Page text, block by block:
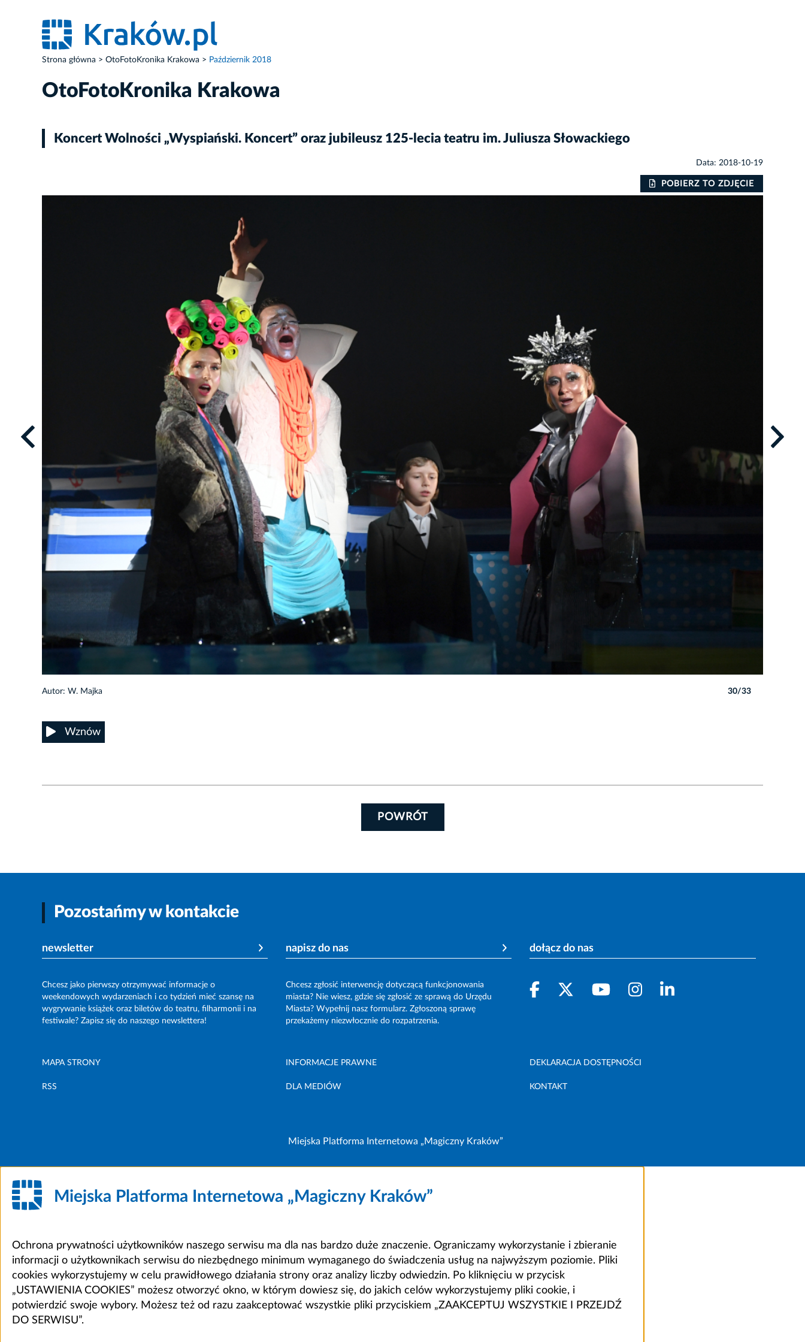
Strona główna OtoFotoKronika Krakowa Październik 2018
OtoFotoKronika Krakowa
Koncert Wolności „Wyspiański. Koncert” oraz jubileusz 125-lecia teatru im. Juliusza Słowackiego
Data: 2018-10-19
POBIERZ TO ZDJĘCIE
Autor: W. Majka 30/33
Wznów
POWRÓT
Pozostańmy w kontakcie
newsletter
Chcesz jako pierwszy otrzymywać informacje o
weekendowych wydarzeniach i co tydzień mieć szansę na
wygrywanie książek oraz biletów do teatru, filharmonii i na
festiwale? Zapisz się do naszego newslettera!
napisz do nas
Chcesz zgłosić interwencję dotyczącą funkcjonowania
miasta? Nie wiesz, gdzie się zgłosić ze sprawą do Urzędu
Miasta? Wypełnij nasz formularz. Zgłoszoną sprawę
przekażemy niezwłocznie do rozpatrzenia.
dołącz do nas
MAPA STRONY INFORMACJE PRAWNE DEKLARACJA DOSTĘPNOŚCI
RSS DLA MEDIÓW KONTAKT
Miejska Platforma Internetowa „Magiczny Kraków”
Miejska Platforma Internetowa „Magiczny Kraków”
Ochrona prywatności użytkowników naszego serwisu ma dla nas bardzo duże znaczenie. Ograniczamy wykorzystanie i zbieranie
informacji o użytkownikach serwisu do niezbędnego minimum wymaganego do świadczenia usług na najwyższym poziomie. Pliki
cookies wykorzystujemy w celu prawidłowego działania strony oraz analizy liczby odwiedzin. Po kliknięciu w przycisk
„USTAWIENIA COOKIES” możesz otworzyć okno, w którym dowiesz się, do jakich celów wykorzystujemy pliki cookie, i
potwierdzić swoje wybory. Możesz też od razu zaakceptować wszystkie pliki przyciskiem „ZAAKCEPTUJ WSZYSTKIE I PRZEJDŹ
DO SERWISU”.